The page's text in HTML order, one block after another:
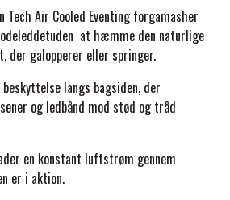
TKO
WAHLSTEN
WALSH
Tech Air Cooled Eventing forgamasher
at hæmme den naturlige
der galopperer eller springer.
langs bagsiden, der
og ledbånd mod stød og tråd
en konstant luftstrøm gennem
er i aktion.